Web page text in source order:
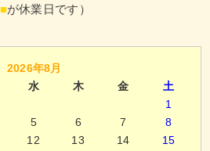
■が休業日です）
2026年8月
水 木 金
土
1
5 6 7
8
12 13 14
15